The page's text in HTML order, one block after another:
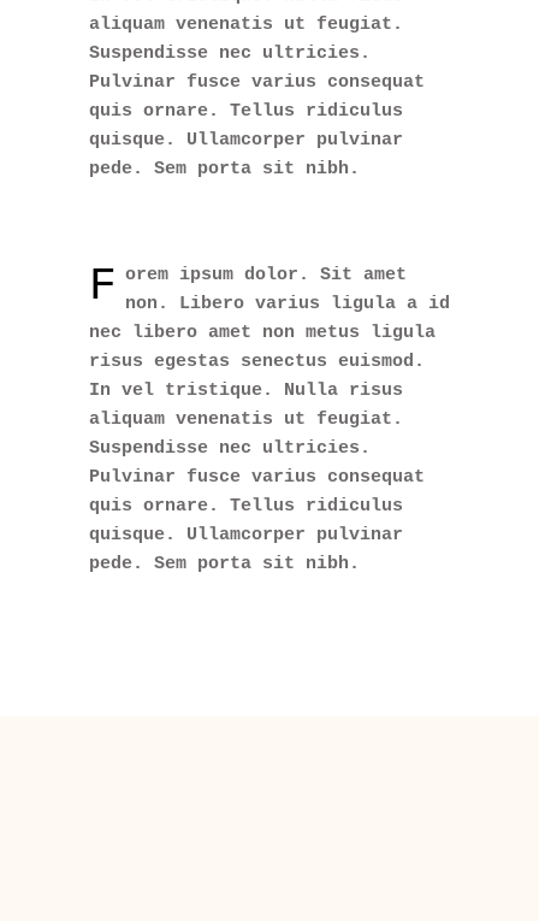
aliquam venenatis ut feugiat.
Suspendisse nec ultricies.
Pulvinar fusce varius consequat
quis ornare. Tellus ridiculus
quisque. Ullamcorper pulvinar
pede. Sem porta sit nibh.
F orem ipsum dolor. Sit amet
non. Libero varius ligula a id
nec libero amet non metus ligula
risus egestas senectus euismod.
In vel tristique. Nulla risus
aliquam venenatis ut feugiat.
Suspendisse nec ultricies.
Pulvinar fusce varius consequat
quis ornare. Tellus ridiculus
quisque. Ullamcorper pulvinar
pede. Sem porta sit nibh.